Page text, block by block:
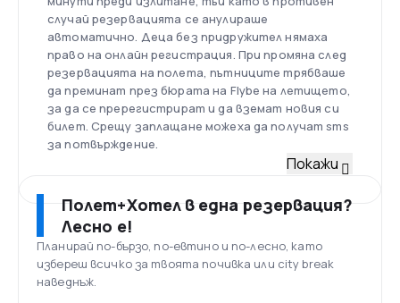
случай резервацията се анулираше
автоматично. Деца без придружител нямаха
право на онлайн регистрация. При промяна след
резервацията на полета, пътниците трябваше
да преминат през бюрата на Flybe на летището,
за да се пререгистрират и да вземат новия си
билет. Срещу заплащане можеха да получат sms
за потвърждение.
самолета. Flybe оперираше с Bombardier Dash 8
Q400, ATR 72-600, Embraer 175 и Embraer 195.
Очакваха доставка на още 4 броя Embraer 175.
Летище Ексетър, Англия
Exeter International Airport е международно
летище, разположено в близост до Ексетър,
Покажи
Полет+Хотел в една резервация?
Лесно е!
Планирай по-бързо, по-евтино и по-лесно, като
избереш всичко за твоята почивка или city break
наведнъж.